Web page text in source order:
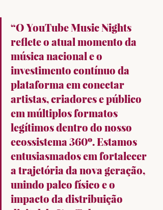
“O YouTube Music Nights
reflete o atual momento da
música nacional e o
investimento contínuo da
plataforma em conectar
artistas, criadores e público
em múltiplos formatos
legítimos dentro do nosso
ecossistema 360º. Estamos
entusiasmados em fortalecer
a trajetória da nova geração,
unindo palco físico e o
impacto da distribuição